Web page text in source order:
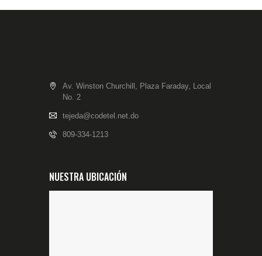
Av. Winston Churchill, Plaza Faraday, Local
No. 2
tejeda@codetel.net.do
809-334-1213
NUESTRA UBICACIÓN